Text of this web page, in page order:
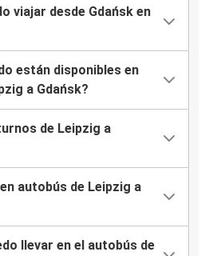
viajar desde Gdańsk en
están disponibles en
a Gdańsk?
de Leipzig a
autobús de Leipzig a
llevar en el autobús de